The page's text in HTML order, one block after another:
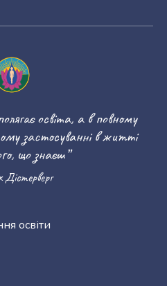
освіта, а в повному
застосуванні в житті
що знаєш”
Дістерверг
освіти